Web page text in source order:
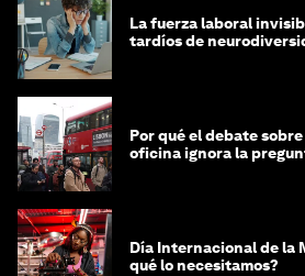
La fuerza laboral
tardíos de
Por qué el debate
oficina ignora la
Día Internacional de la
qué lo necesitamos?